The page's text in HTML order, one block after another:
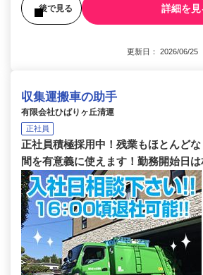
後で見る 詳細を見
更新日： 2026/06/
収集運搬車の助手
有限会社ひばりヶ丘清運
正社員
正社員積極採用中！残業もほとんど
間を有意義に使えます！勤務開始日は